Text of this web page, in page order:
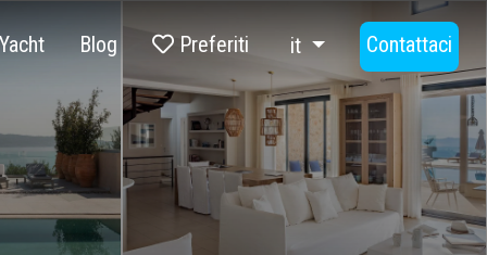
Blog Preferiti it Contattaci